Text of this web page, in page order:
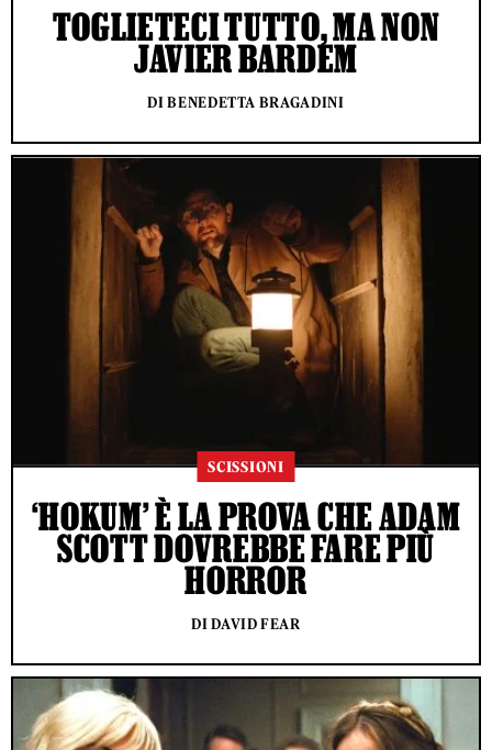
TOGLIETECI TUTTO, MA NON
JAVIER BARDEM
DI BENEDETTA BRAGADINI
SCISSIONI
‘HOKUM’ È LA PROVA CHE ADAM
SCOTT DOVREBBE FARE PIÙ
HORROR
DI DAVID FEAR